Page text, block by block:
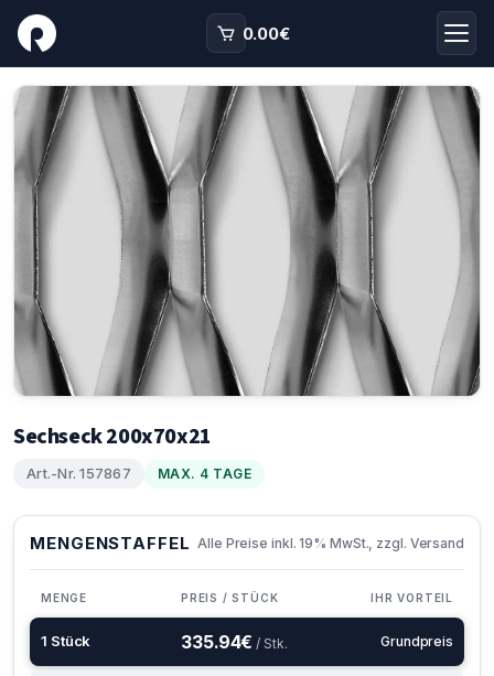
0.00€
Sechseck 200x70x21
Art.-Nr. 157867 MAX. 4 TAGE
MENGENSTAFFEL Alle Preise inkl. 19% MwSt., zzgl. Versand
MENGE PREIS / STÜCK IHR VORTEIL
1 Stück 335.94€ / Stk. Grundpreis